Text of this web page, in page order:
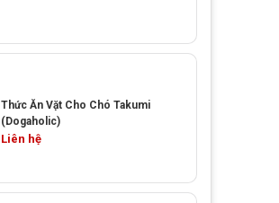
Thức Ăn Vặt Cho Chó Takumi
(Dogaholic)
Liên hệ